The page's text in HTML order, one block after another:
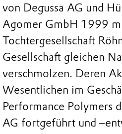
von Degussa AG und
Agomer GmbH 1999
Tochtergesellschaft
Gesellschaft gleichen
verschmolzen. Deren
Wesentlichen im
Performance Polymers
AG fortgeführt und